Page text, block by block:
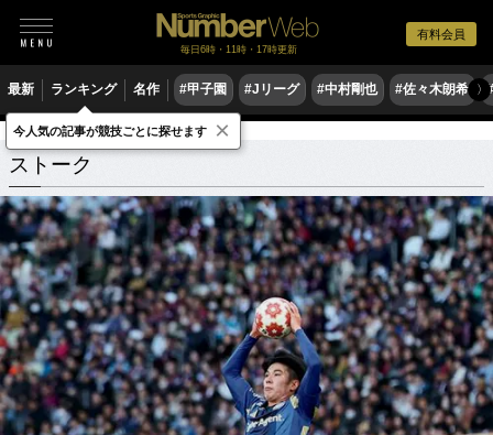
有料会員
毎日6時・11時・17時更新
最新 ランキング 名作 #甲子園 #Jリーグ #中村剛也 #佐々木朗希 〉
ストーク 関連記事
ストーク
今人気の記事が競技ごとに探せます ×